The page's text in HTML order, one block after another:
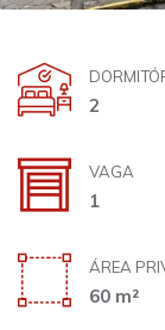
2
VAGA
1
ÁREA
60 m²